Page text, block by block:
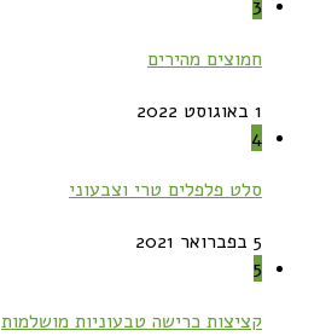
3
חמוצים מהירים
1 באוגוסט 2022
4
סלט פלפלים טרי וצבעוני
5 בפברואר 2021
5
קציצות כרישה טבעוניות מושלמות